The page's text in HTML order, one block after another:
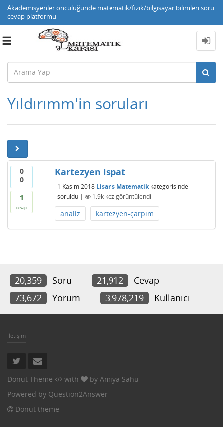
Akademisyenler öncülüğünde matematik/fizik/bilgisayar bilimleri soru
cevap platformu
Toggle
Yıldırımm'in soruları
0
0
1
cevap
Kartezyen ispat
1 Kasım 2018 Lisans Matematikkategorisinde
soruldu | 1.9kkez görüntülendi
analiz kartezyen-çarpım
20,359 Soru 21,912
Cevap
73,672
Yorum 3,978,219 Kullanıcı
İletişim
Donut Theme with by Amiya Sahu
Powered by Question2Answer
Donut theme